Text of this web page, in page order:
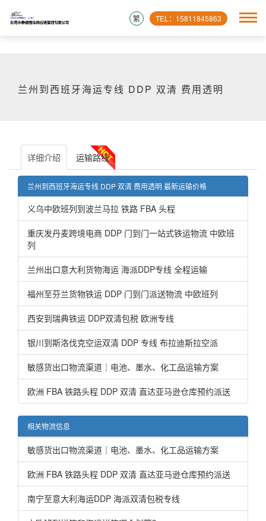
TEL：15811845863
繁
兰州到西班牙海运专线 DDP 双清 费用透明
详细介绍 运输路线
兰州到西班牙海运专线 DDP 双清 费用透明 最新运输价格
义乌中欧班列到波兰马拉 铁路 FBA 头程
重庆发丹麦跨境电商 DDP 门到门一站式铁运物流 中欧班
列
兰州出口意大利货物海运 海派DDP专线 全程运输
福州至芬兰货物铁运 DDP 门到门派送物流 中欧班列
西安到瑞典铁运 DDP双清包税 欧洲专线
银川到斯洛伐克空运双清 DDP 专线 布拉迪斯拉空派
敏感货出口物流渠道｜电池、墨水、化工品运输方案
欧洲 FBA 铁路头程 DDP 双清 直达亚马逊仓库预约派送
相关物流信息
敏感货出口物流渠道｜电池、墨水、化工品运输方案
欧洲 FBA 铁路头程 DDP 双清 直达亚马逊仓库预约派送
南宁至意大利海运DDP 海派双清包税专线